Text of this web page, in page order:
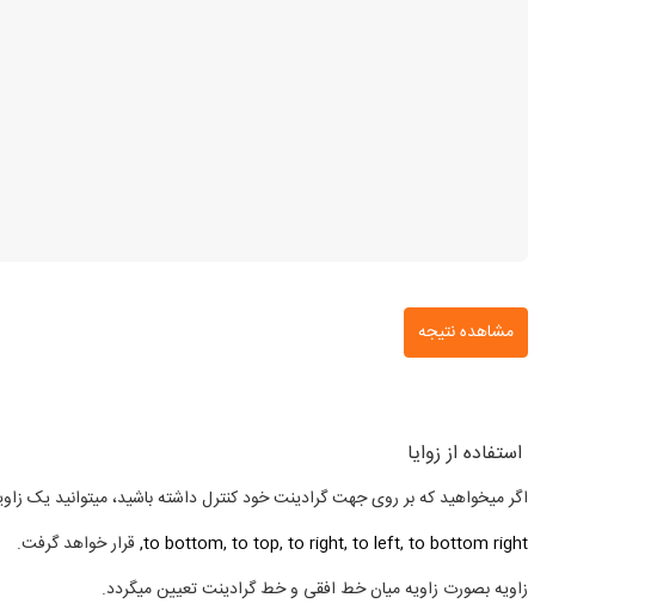
مشاهده نتیجه
استفاده از زوایا
اگر میخواهید که بر روی جهت گرادینت خود کنترل داشته باشید، میتوانید یک
to bottom, to top, to right, to left, to bottom right, قرار خواهد گرفت.
زاویه بصورت زاویه میان خط افقی و خط گرادینت تعیین میگردد.